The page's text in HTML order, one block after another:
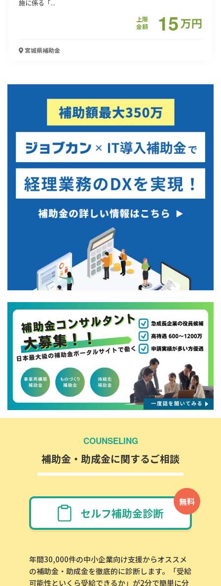
施に係る「...
上限
金額
15万円
宮城県補助金
COUNSELING
補助金・助成金に関するご相談
無料
セルフ補助金診断
年間30,000件の中小企業向け支援からオススメ
の補助金・助成金を徹底的に診断します。「受給
可能性といくら受給できるか」が2分で簡単に分